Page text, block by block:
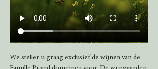
We stellen u graag exclusief de wijnen van de